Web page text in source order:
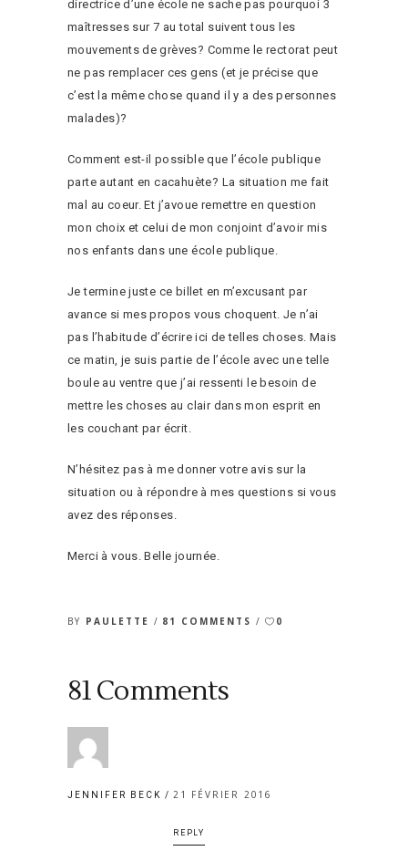
directrice d’une école ne sache pas pourquoi 3
maîtresses sur 7 au total suivent tous les
mouvements de grèves? Comme le rectorat peut
ne pas remplacer ces gens (et je précise que
c’est la même chose quand il y a des personnes
malades)?
Comment est-il possible que l’école publique
parte autant en cacahuète? La situation me fait
mal au coeur. Et j’avoue remettre en question
mon choix et celui de mon conjoint d’avoir mis
nos enfants dans une école publique.
Je termine juste ce billet en m’excusant par
avance si mes propos vous choquent. Je n’ai
pas l’habitude d’écrire ici de telles choses. Mais
ce matin, je suis partie de l’école avec une telle
boule au ventre que j’ai ressenti le besoin de
mettre les choses au clair dans mon esprit en
les couchant par écrit.
N’hésitez pas à me donner votre avis sur la
situation ou à répondre à mes questions si vous
avez des réponses.
Merci à vous. Belle journée.
BY PAULETTE 81 COMMENTS 0
81 Comments
JENNIFER BECK 21 FÉVRIER 2016
REPLY